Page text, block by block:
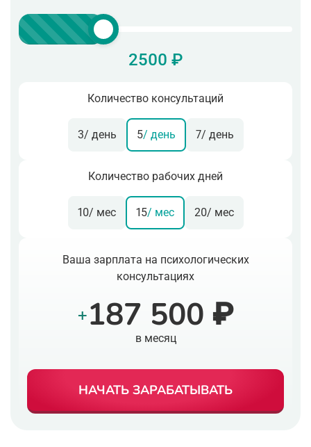
2500 ₽
Количество консультаций
3/ день 5/ день 7/ день
Количество рабочих дней
10/ мес 15/ мес 20/ мес
Ваша зарплата на психологических
консультациях
+187 500 ₽
в месяц
НАЧАТЬ ЗАРАБАТЫВАТЬ